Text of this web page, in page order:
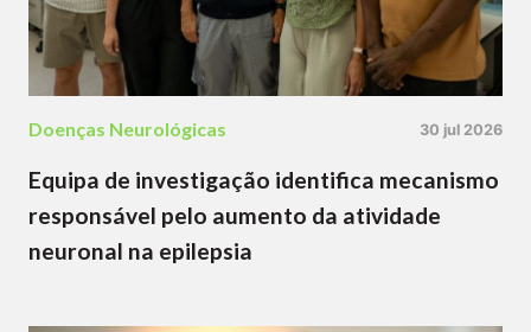
Doenças Neurológicas 30 jul 2026
Equipa de investigação identifica mecanismo
responsável pelo aumento da atividade
neuronal na epilepsia